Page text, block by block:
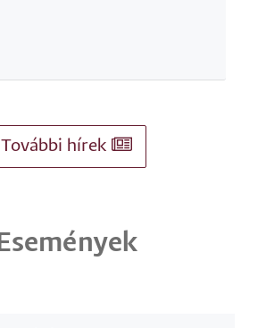
További hírek
Események